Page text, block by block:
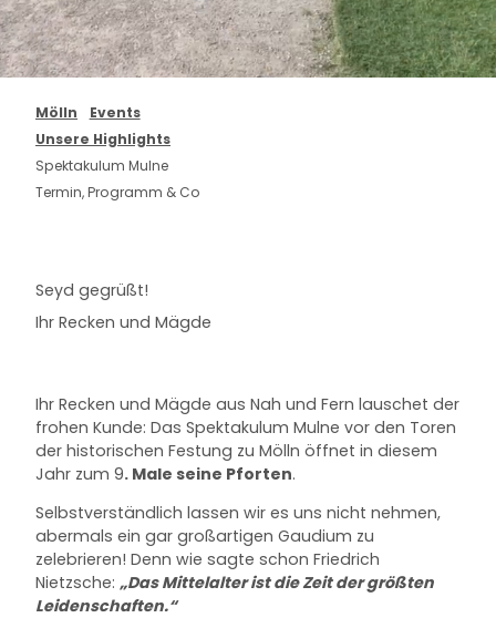
Mölln
Events
Unsere Highlights
Spektakulum Mulne
Termin, Programm & Co
Seyd gegrüßt!
Ihr Recken und Mägde
Ihr Recken und Mägde aus Nah und Fern lauschet der
frohen Kunde: Das Spektakulum Mulne vor den Toren
der historischen Festung zu Mölln öffnet in diesem
Jahr zum 9. Male seine Pforten.
Selbstverständlich lassen wir es uns nicht nehmen,
abermals ein gar großartigen Gaudium zu
zelebrieren! Denn wie sagte schon Friedrich
Nietzsche: „Das Mittelalter ist die Zeit der größten
Leidenschaften.“